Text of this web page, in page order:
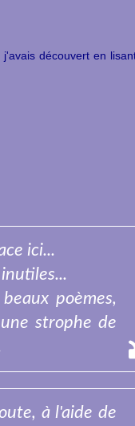
découvert en
ici...
poèmes,
strophe de
à l'aide de